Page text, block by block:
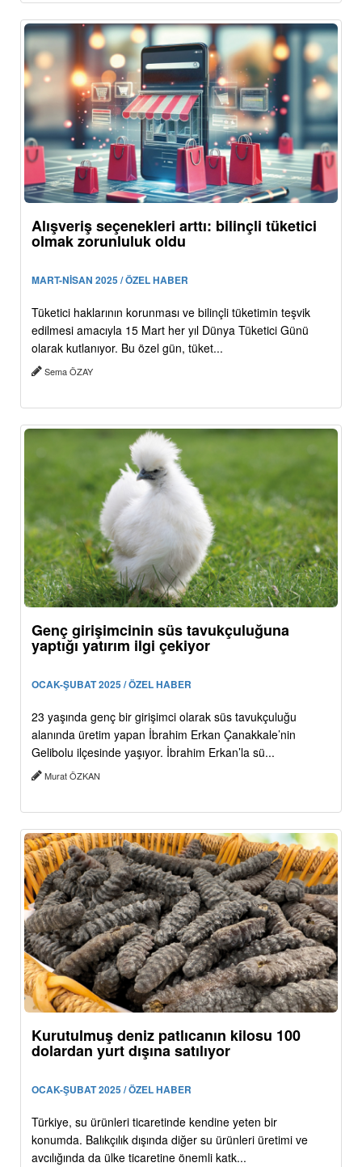
Alışveriş seçenekleri arttı: bilinçli tüketici
olmak zorunluluk oldu
MART-NİSAN 2025 / ÖZEL HABER
Tüketici haklarının korunması ve bilinçli tüketimin teşvik
edilmesi amacıyla 15 Mart her yıl Dünya Tüketici Günü
olarak kutlanıyor. Bu özel gün, tüket...
Sema ÖZAY
Genç girişimcinin süs tavukçuluğuna
yaptığı yatırım ilgi çekiyor
OCAK-ŞUBAT 2025 / ÖZEL HABER
23 yaşında genç bir girişimci olarak süs tavukçuluğu
alanında üretim yapan İbrahim Erkan Çanakkale’nin
Gelibolu ilçesinde yaşıyor. İbrahim Erkan’la sü...
Murat ÖZKAN
Kurutulmuş deniz patlıcanın kilosu 100
dolardan yurt dışına satılıyor
OCAK-ŞUBAT 2025 / ÖZEL HABER
Türkiye, su ürünleri ticaretinde kendine yeten bir
konumda. Balıkçılık dışında diğer su ürünleri üretimi ve
avcılığında da ülke ticaretine önemli katk...